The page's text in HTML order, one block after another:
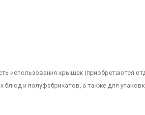
использования крышек (приобретаются
блюд и полуфабрикатов, а также для